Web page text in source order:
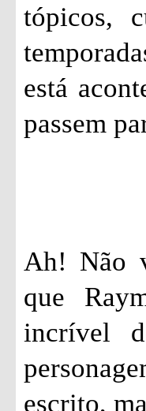
tópicos,
está
passem
Ah! Não
que
incrível
escrito,